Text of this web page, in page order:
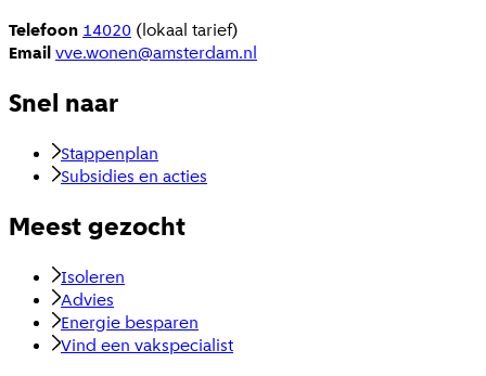
Telefoon 14020 (lokaal tarief)
Emailvve.wonen@amsterdam.nl
Snel naar
Stappenplan
Subsidies en acties
Meest gezocht
Isoleren
Advies
Energie besparen
Vind een vakspecialist